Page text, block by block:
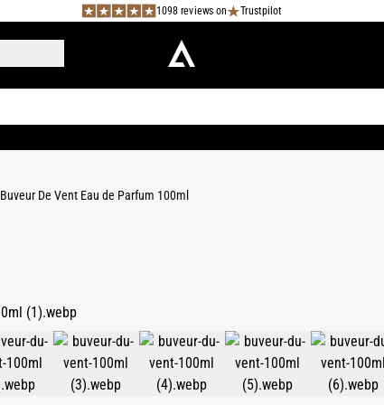
1098 reviews on Trustpilot
Buveur De Vent Eau de Parfum 100ml